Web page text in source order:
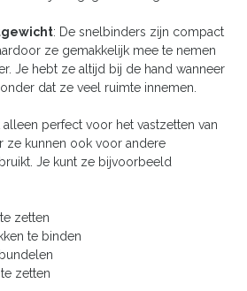
: De snelbinders zijn compact
ze gemakkelijk mee te nemen
Je hebt ze altijd bij de hand wanneer
dat ze veel ruimte innemen.
perfect voor het vastzetten van
ze kunnen ook voor andere
Je kunt ze bijvoorbeeld
zetten
te binden
zetten